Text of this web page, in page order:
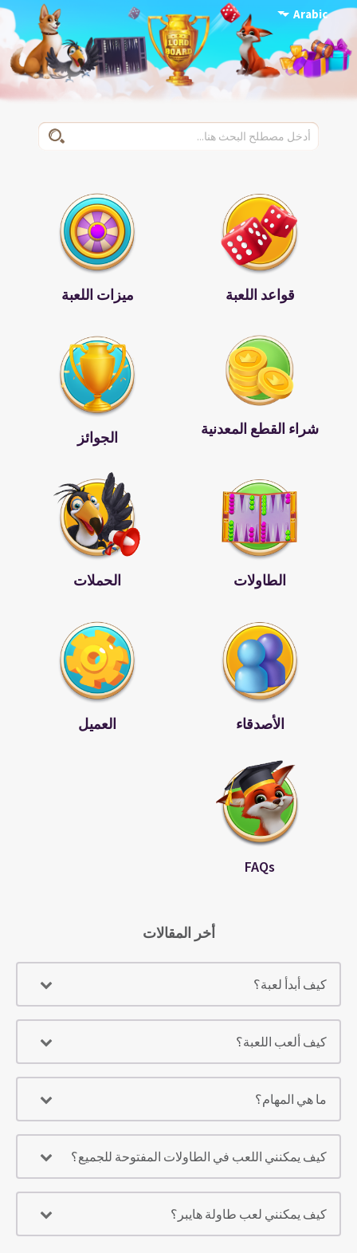
Arabic
قواعد اللعبة ميزات اللعبة
شراء القطع المعدنية الجوائز
الطاولات الحملات
الأصدقاء العميل
FAQs
أخر المقالات
كيف أبدأ لعبة؟
كيف ألعب اللعبة؟
ما هي المهام؟
كيف يمكنني اللعب في الطاولات المفتوحة للجميع؟
كيف يمكنني لعب طاولة هايبر؟